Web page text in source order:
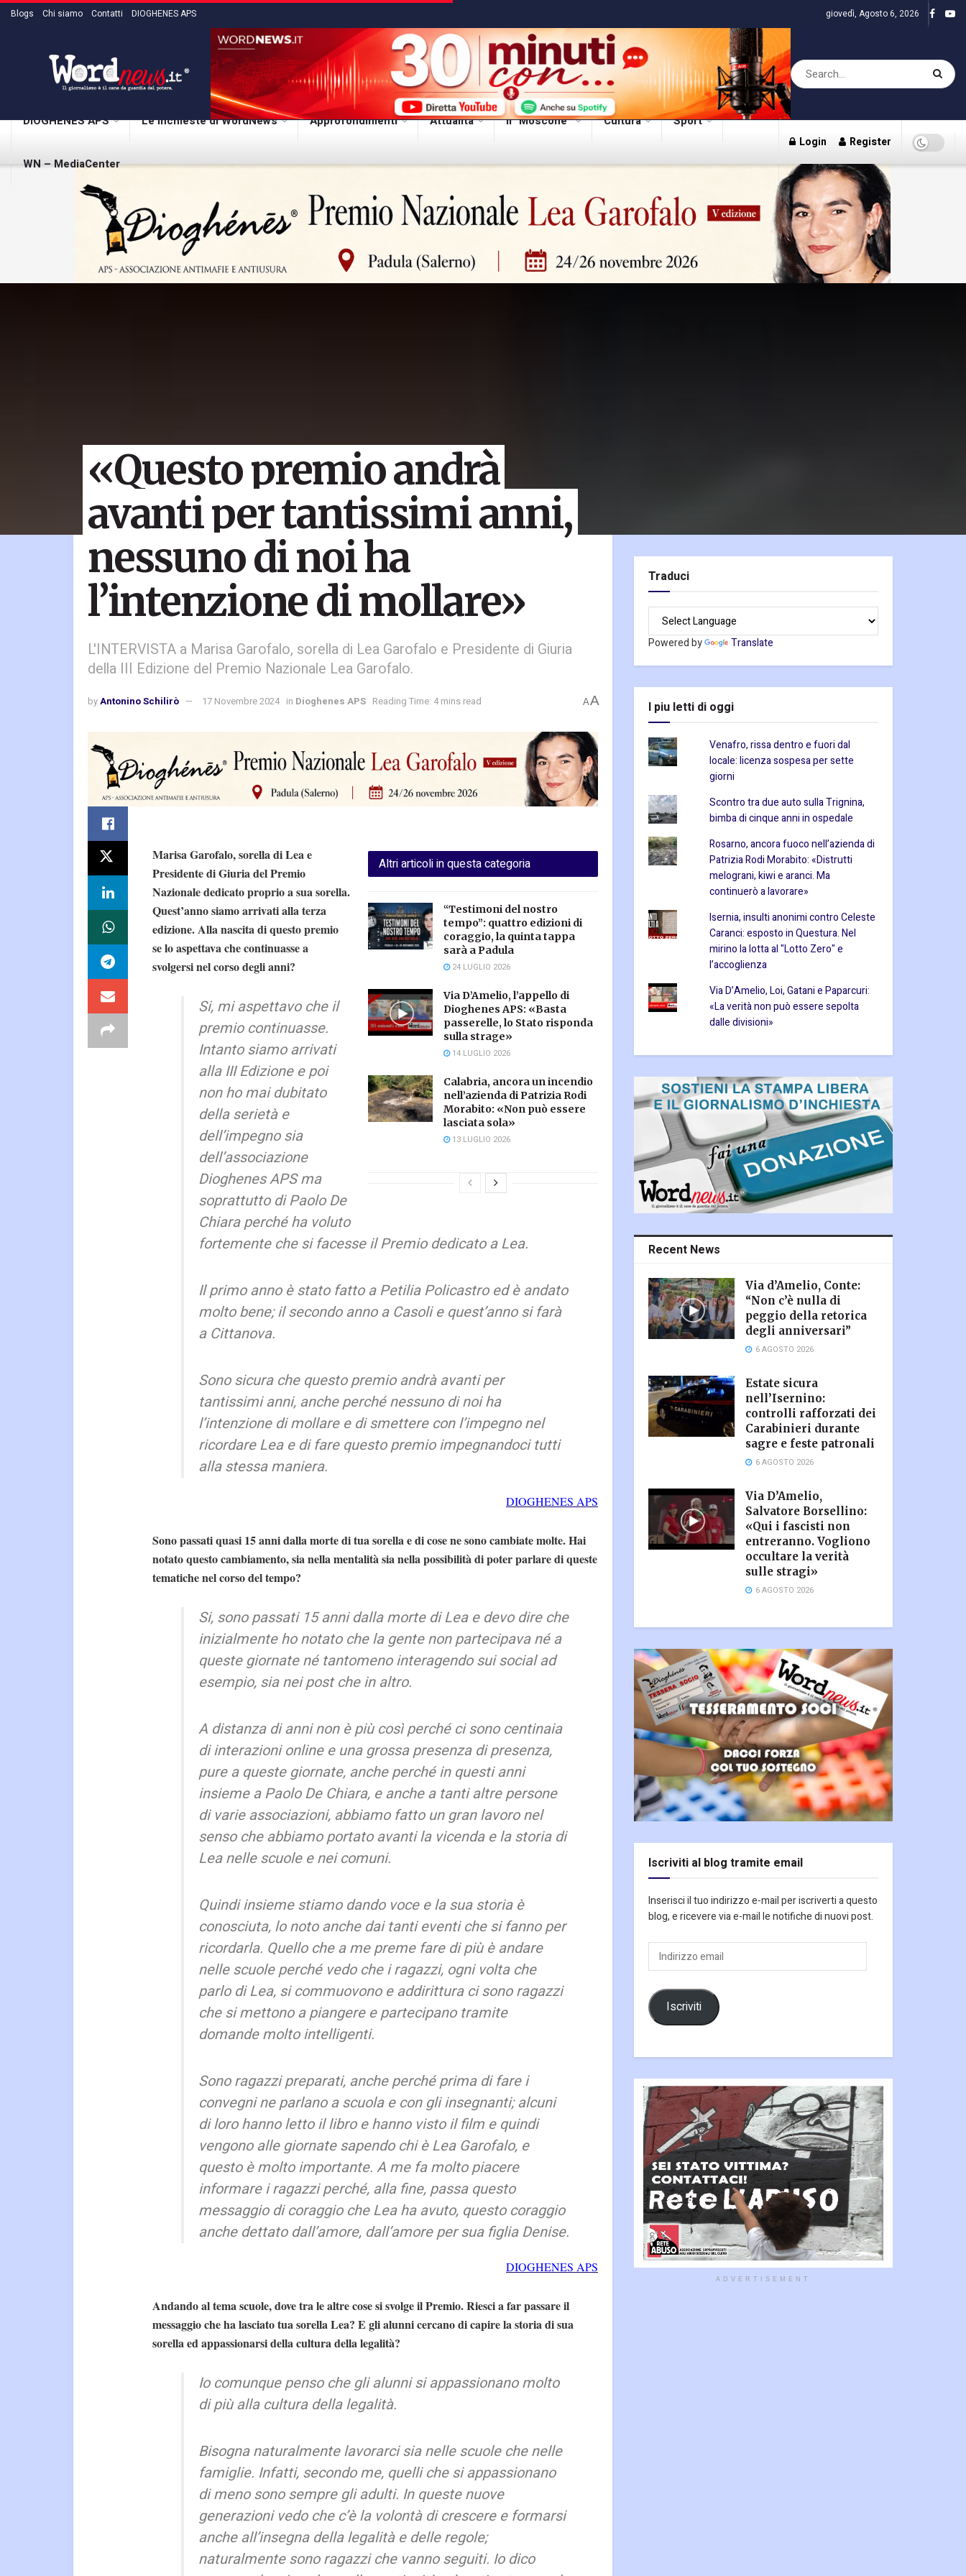
Blogs Chi siamo Contatti DIOGHENES APS giovedì, Agosto 6, 2026
DIOGHENES APS Le inchieste di WordNews Approfondimenti Attualità Il “Moscone” Cultura Sport
WN – MediaCenter
Login Register
«Questo premio andrà
avanti per tantissimi anni,
nessuno di noi ha
l’intenzione di mollare»
L'INTERVISTA a Marisa Garofalo, sorella di Lea Garofalo e Presidente di Giuria
della III Edizione del Premio Nazionale Lea Garofalo.
byAntonino Schilirò 17 Novembre 2024 in Dioghenes APS Reading Time: 4 mins read AA
Altri articoli in questa categoria
“Testimoni del nostro
tempo”: quattro edizioni di
coraggio, la quinta tappa
sarà a Padula
24 LUGLIO 2026
Via D’Amelio, l’appello di
Dioghenes APS: «Basta
passerelle, lo Stato risponda
sulla strage»
14 LUGLIO 2026
Calabria, ancora un incendio
nell’azienda di Patrizia Rodi
Morabito: «Non può essere
lasciata sola»
13 LUGLIO 2026
Marisa Garofalo, sorella di Lea e
Presidente di Giuria del Premio
Nazionale dedicato proprio a sua sorella.
Quest’anno siamo arrivati alla terza
edizione. Alla nascita di questo premio
se lo aspettava che continuasse a
svolgersi nel corso degli anni?
Si, mi aspettavo che il
premio continuasse.
Intanto siamo arrivati
alla III Edizione e poi
non ho mai dubitato
della serietà e
dell’impegno sia
dell’associazione
Dioghenes APS ma
soprattutto di Paolo De
Chiara perché ha voluto
fortemente che si facesse il Premio dedicato a Lea.
Il primo anno è stato fatto a Petilia Policastro ed è andato
molto bene; il secondo anno a Casoli e quest’anno si farà
a Cittanova.
Sono sicura che questo premio andrà avanti per
tantissimi anni, anche perché nessuno di noi ha
l’intenzione di mollare e di smettere con l’impegno nel
ricordare Lea e di fare questo premio impegnandoci tutti
alla stessa maniera.
DIOGHENES APS
Sono passati quasi 15 anni dalla morte di tua sorella e di cose ne sono cambiate molte. Hai
notato questo cambiamento, sia nella mentalità sia nella possibilità di poter parlare di queste
tematiche nel corso del tempo?
Si, sono passati 15 anni dalla morte di Lea e devo dire che
inizialmente ho notato che la gente non partecipava né a
queste giornate né tantomeno interagendo sui social ad
esempio, sia nei post che in altro.
A distanza di anni non è più così perché ci sono centinaia
di interazioni online e una grossa presenza di presenza,
pure a queste giornate, anche perché in questi anni
insieme a Paolo De Chiara, e anche a tanti altre persone
di varie associazioni, abbiamo fatto un gran lavoro nel
senso che abbiamo portato avanti la vicenda e la storia di
Lea nelle scuole e nei comuni.
Quindi insieme stiamo dando voce e la sua storia è
conosciuta, lo noto anche dai tanti eventi che si fanno per
ricordarla. Quello che a me preme fare di più è andare
nelle scuole perché vedo che i ragazzi, ogni volta che
parlo di Lea, si commuovono e addirittura ci sono ragazzi
che si mettono a piangere e partecipano tramite
domande molto intelligenti.
Sono ragazzi preparati, anche perché prima di fare i
convegni ne parlano a scuola e con gli insegnanti; alcuni
di loro hanno letto il libro e hanno visto il film e quindi
vengono alle giornate sapendo chi è Lea Garofalo, e
questo è molto importante. A me fa molto piacere
informare i ragazzi perché, alla fine, passa questo
messaggio di coraggio che Lea ha avuto, questo coraggio
anche dettato dall’amore, dall’amore per sua figlia Denise.
DIOGHENES APS
Andando al tema scuole, dove tra le altre cose si svolge il Premio. Riesci a far passare il
messaggio che ha lasciato tua sorella Lea? E gli alunni cercano di capire la storia di sua
sorella ed appassionarsi della cultura della legalità?
Io comunque penso che gli alunni si appassionano molto
di più alla cultura della legalità.
Bisogna naturalmente lavorarci sia nelle scuole che nelle
famiglie. Infatti, secondo me, quelli che si appassionano
di meno sono sempre gli adulti. In queste nuove
generazioni vedo che c’è la volontà di crescere e formarsi
anche all’insegna della legalità e delle regole;
naturalmente sono ragazzi che vanno seguiti. Io dico
Traduci
Powered by Translate
I piu letti di oggi
Venafro, rissa dentro e fuori dal
locale: licenza sospesa per sette
giorni
Scontro tra due auto sulla Trignina,
bimba di cinque anni in ospedale
Rosarno, ancora fuoco nell’azienda di
Patrizia Rodi Morabito: «Distrutti
melograni, kiwi e aranci. Ma
continuerò a lavorare»
Isernia, insulti anonimi contro Celeste
Caranci: esposto in Questura. Nel
mirino la lotta al "Lotto Zero" e
l’accoglienza
Via D’Amelio, Loi, Gatani e Paparcuri:
«La verità non può essere sepolta
dalle divisioni»
Recent News
Via d’Amelio, Conte:
“Non c’è nulla di
peggio della retorica
degli anniversari”
6 AGOSTO 2026
Estate sicura
nell’Isernino:
controlli rafforzati dei
Carabinieri durante
sagre e feste patronali
6 AGOSTO 2026
Via D’Amelio,
Salvatore Borsellino:
«Qui i fascisti non
entreranno. Vogliono
occultare la verità
sulle stragi»
6 AGOSTO 2026
Iscriviti al blog tramite email
Inserisci il tuo indirizzo e-mail per iscriverti a questo
blog, e ricevere via e-mail le notifiche di nuovi post.
Indirizzo
email
Iscriviti
ADVERTISEMENT